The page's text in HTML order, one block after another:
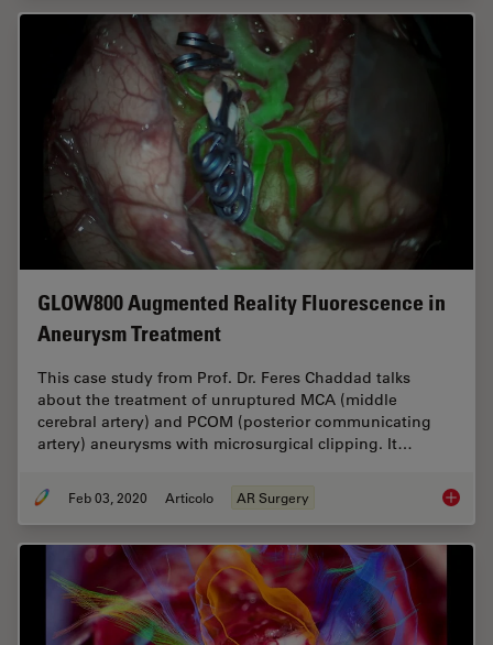
GLOW800 Augmented Reality Fluorescence in
Aneurysm Treatment
This case study from Prof. Dr. Feres Chaddad talks
about the treatment of unruptured MCA (middle
cerebral artery) and PCOM (posterior communicating
artery) aneurysms with microsurgical clipping. It…
Feb 03, 2020 Articolo AR Surgery